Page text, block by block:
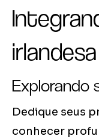
irlandesa
Explorando
Dedique seus
conhecer